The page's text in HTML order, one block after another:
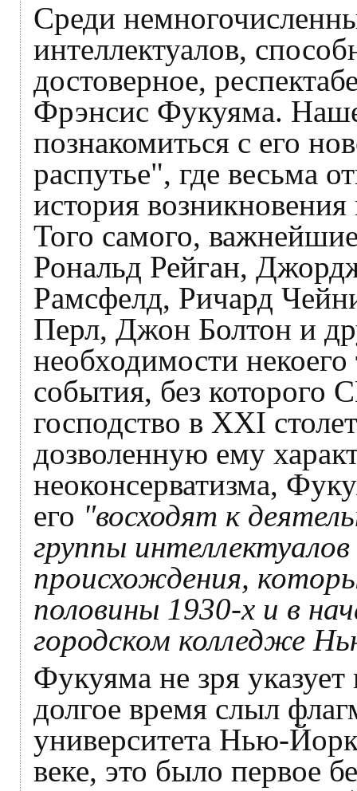
Среди
интеллектуалов,
достоверное,
Фрэнсис Фукуяма.
познакомиться с его
распутье", где весьма
история
Того самого,
Рональд Рейган,
Рамсфелд, Ричард
Перл, Джон Болтон и
необходимости
события, без которого
господство в XXI
дозволенную ему
неоконсерватизма,
его "восходят к
группы
происхождения,
половины 1930-х и в
городском колледже
Фукуяма не зря
долгое время слыл
университета Нью-
веке, это было первое